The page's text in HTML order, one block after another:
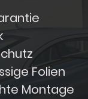
Folien
Montage